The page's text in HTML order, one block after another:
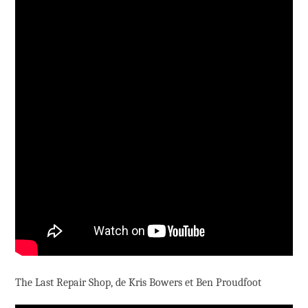
The Last Repair Shop, de Kris Bowers et Ben Proudfoot